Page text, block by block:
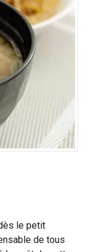
le petit
de tous